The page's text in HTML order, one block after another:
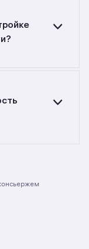
— от
вернём
консьержем